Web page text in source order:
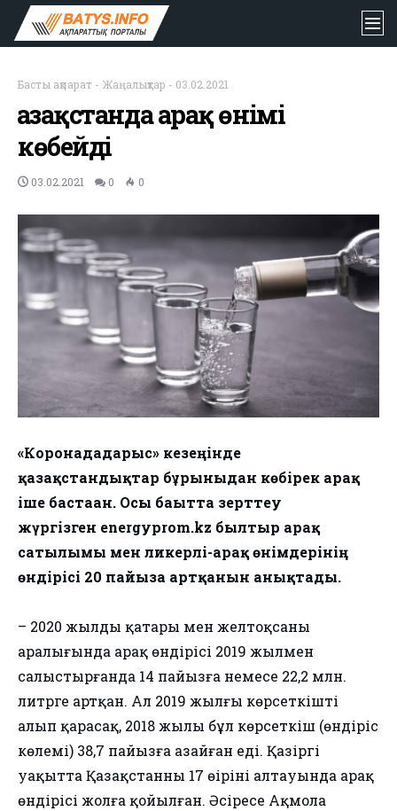
Басты ақпарат - Жаңалықтар - 03.02.2021
Қазақстанда арақ өнімі
көбейді
03.02.2021 0 0
«Коронадағдарыс» кезеңінде
қазақстандықтар бұрынғыдан көбірек арақ
іше бастаған. Осы бағытта зерттеу
жүргізген energyprom.kz былтыр арақ
сатылымы мен ликерлі-арақ өнімдерінің
өндірісі 20 пайызға артқанын анықтады.
– 2020 жылдың қаңтары мен желтоқсаны
аралығында арақ өндірісі 2019 жылмен
салыстырғанда 14 пайызға немесе 22,2 млн.
литрге артқан. Ал 2019 жылғы көрсеткішті
алып қарасақ, 2018 жылы бұл көрсеткіш (өндіріс
көлемі) 38,7 пайызға азайған еді. Қазіргі
уақытта Қазақстанның 17 өңірінің алтауында арақ
өндірісі жолға қойылған. Әсіресе Ақмола